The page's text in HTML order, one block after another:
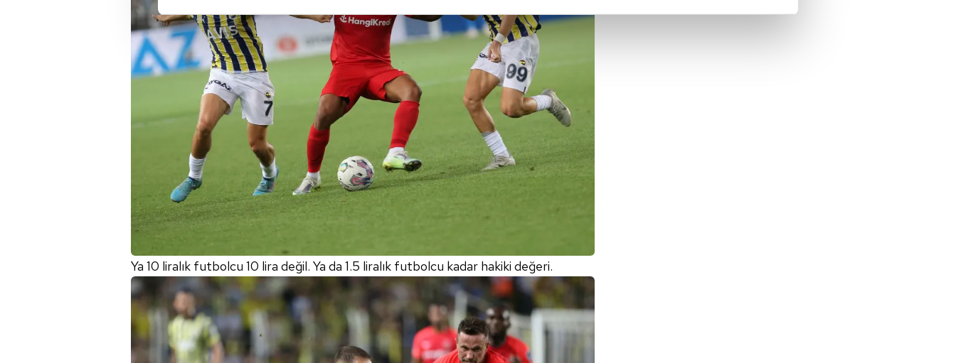
Sizlere daha iyi bir hizmet sunabilmek için İnternet Sitemizde kendimize ve üçüncü kişilere ait çerezler kullanılmaktadır. Bu
çerezler vasıtasıyla çeşitli kişisel verileriniz işlenmekte olup gerekli olan çerezler bilgi toplumu hizmetlerinin sunulması
amacıyla kullanılmaktadır. Diğer çerezler, sitemizin daha işlevsel kılınması ve kişiselleştirilmesi ve sizlere yönelik
reklam/pazarlama faaliyetlerinin yapılması, amaçlarıyla sınırlı olarak açık rızanız dahilinde kullanılacaktır.
Çerezlere ilişkin tercihlerinizi aşağıda yer alan panel vasıtasıyla belirleyebilirsiniz. Çerezlere ilişkin detaylı bilgi için Ayarlar
butonuna tıklayabilir,
Çerez Bilgilendirme Metnimizi ziyaret edebilirsiniz.
6698 sayılı Kişisel Verilerin Korunması Kanunu uyarınca hazırlanmış Aydınlatma Metnimizi okumak ve sitemizde ilgili
mevzuata uygun olarak kullanılan çerezlerle ilgili bilgi almak için lütfen
tıklayınız
Ya 10 liralık futbolcu 10 lira değil. Ya da 1.5 liralık futbolcu kadar hakiki değeri.